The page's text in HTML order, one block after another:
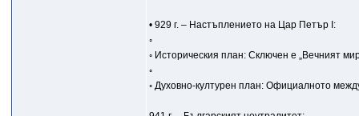
• 929 г. – Настъплението на Цар Петър I:
◦
◦ Историческия план: Сключен е „Вечният
◦
◦ Духовно-културен план: Официалното